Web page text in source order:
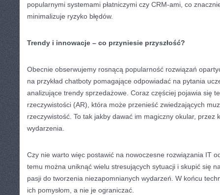
popularnymi systemami płatniczymi czy CRM-ami, co
minimalizuje ryzyko błędów.
Trendy i innowacje – co przyniesie przyszłość?
Obecnie obserwujemy rosnącą popularność rozwiązań
na przykład chatboty pomagające odpowiadać na pytania
analizujące trendy sprzedażowe. Coraz częściej pojawia się
rzeczywistości (AR), która może przenieść zwiedzających
rzeczywistość. To tak jakby dawać im magiczny okular, przez
wydarzenia.
Czy nie warto więc postawić na nowoczesne rozwiązania IT
temu można uniknąć wielu stresujących sytuacji i skupić się
pasji do tworzenia niezapomnianych wydarzeń. W końcu
ich pomysłom, a nie je ograniczać.